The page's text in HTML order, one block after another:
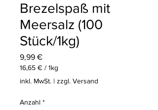
Brezelspaß mit
Meersalz (100
Stück/1kg)
9,99 €Preis
16,65 € / 1kg
16,65 €
Kilogramm
inkl. MwSt. | zzgl. Versand
Anzahl *